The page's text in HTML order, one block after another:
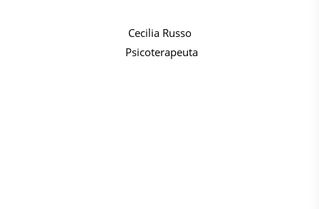
Cecilia Russo
Psicoterapeuta